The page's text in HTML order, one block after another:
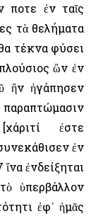
ποτε ἐν ταῖς
τὰ θελήματα
τέκνα φύσει
ὢν ἐν
ἣν ἠγάπησεν
παραπτώμασιν
ἐστε
ἐν
ἐνδείξηται
ὑπερβάλλον
ἐφ᾽ ἡμᾶς